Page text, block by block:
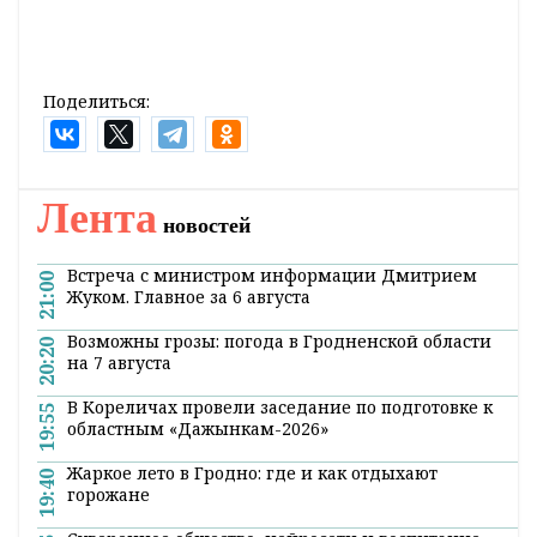
Поделиться:
Лента новостей
21:00 Встреча с министром информации Дмитрием
Жуком. Главное за 6 августа
20:20 Возможны грозы: погода в Гродненской области
на 7 августа
19:55 В Кореличах провели заседание по подготовке к
областным «Дажынкам-2026»
19:40 Жаркое лето в Гродно: где и как отдыхают
горожане